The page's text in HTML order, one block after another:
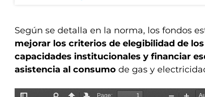
Según se detalla en la norma, los fondos
mejorar los criterios de elegibilidad de
capacidades institucionales y financiar
asistencia al consumo de gas y